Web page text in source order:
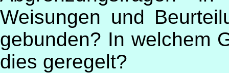
Weisungen und
gebunden? In welchem
dies geregelt?